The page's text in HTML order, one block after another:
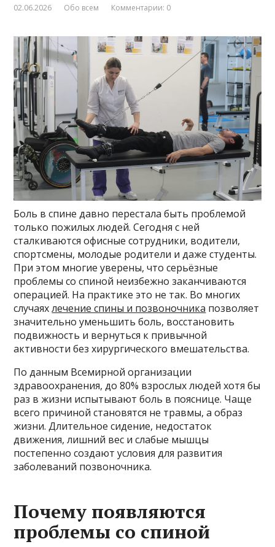
02.06.2026 Обо всем Комментарии: 0
Боль в спине давно перестала быть проблемой
только пожилых людей. Сегодня с ней
сталкиваются офисные сотрудники, водители,
спортсмены, молодые родители и даже студенты.
При этом многие уверены, что серьёзные
проблемы со спиной неизбежно заканчиваются
операцией. На практике это не так. Во многих
случаяхлечение спины и позвоночника позволяет
значительно уменьшить боль, восстановить
подвижность и вернуться к привычной
активности без хирургического вмешательства.
По данным Всемирной организации
здравоохранения, до 80% взрослых людей хотя бы
раз в жизни испытывают боль в пояснице. Чаще
всего причиной становятся не травмы, а образ
жизни. Длительное сидение, недостаток
движения, лишний вес и слабые мышцы
постепенно создают условия для развития
заболеваний позвоночника.
Почему появляются
проблемы со спиной